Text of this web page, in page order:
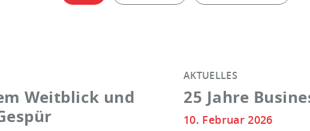
Weitblick und
AKTUELLES
25 Jahre
10. Februar 2026